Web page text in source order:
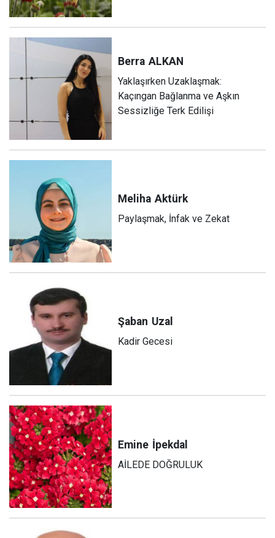
Berra ALKAN
Yaklaşırken Uzaklaşmak:
Kaçıngan Bağlanma ve Aşkın
Sessizliğe Terk Edilişi
Meliha Aktürk
Paylaşmak, İnfak ve Zekat
Şaban Uzal
Kadir Gecesi
Emine İpekdal
AİLEDE DOĞRULUK